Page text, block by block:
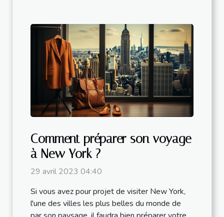
Comment préparer son voyage
à New York ?
29 avril 2023 04:40
Si vous avez pour projet de visiter New York,
l'une des villes les plus belles du monde de